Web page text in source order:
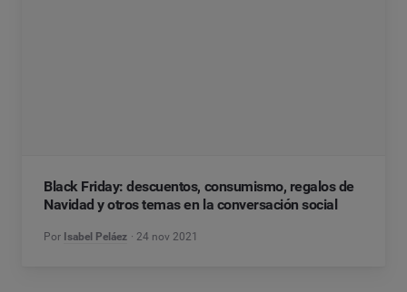
Black Friday: descuentos, consumismo, regalos de
Navidad y otros temas en la conversación social
Por Isabel Peláez 24 nov 2021